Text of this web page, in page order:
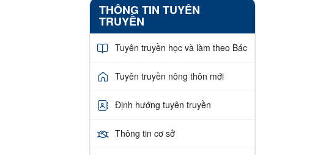
THÔNG TIN TUYÊN
TRUYỀN
Tuyên truyền học và làm theo Bác
Tuyên truyền nông thôn mới
Định hướng tuyên truyền
Thông tin cơ sở